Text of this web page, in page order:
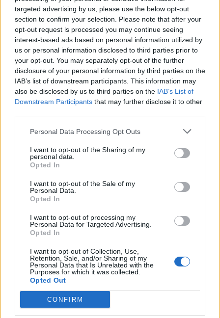
targeted advertising by us, please use the below opt-out
section to confirm your selection. Please note that after your
opt-out request is processed you may continue seeing
interest-based ads based on personal information utilized by
us or personal information disclosed to third parties prior to
your opt-out. You may separately opt-out of the further
disclosure of your personal information by third parties on the
IAB’s list of downstream participants. This information may
also be disclosed by us to third parties on the IAB’s List of
Downstream Participants that may further disclose it to other
Personal Data Processing Opt Outs
I want to opt-out of the Sharing of my
personal data.
Opted In
I want to opt-out of the Sale of my
Personal Data.
Opted In
I want to opt-out of processing my
Personal Data for Targeted Advertising.
Opted In
I want to opt-out of Collection, Use,
Retention, Sale, and/or Sharing of my
Personal Data that Is Unrelated with the
Purposes for which it was collected.
Opted Out
CONFIRM